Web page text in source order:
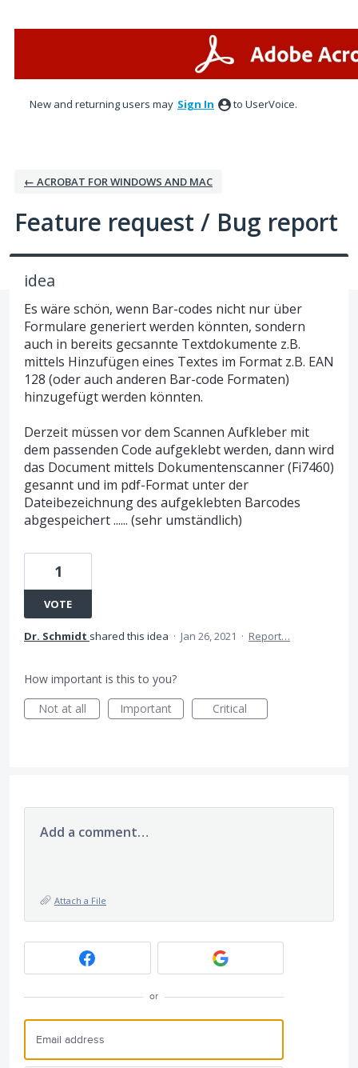
New and returning users may Sign In to UserVoice.
← ACROBAT FOR WINDOWS AND MAC
Feature request / Bug report
idea
Es wäre schön, wenn Bar-codes nicht nur über
Formulare generiert werden könnten, sondern
auch in bereits gecsannte Textdokumente z.B.
mittels Hinzufügen eines Textes im Format z.B. EAN
128 (oder auch anderen Bar-code Formaten)
hinzugefügt werden könnten.
Derzeit müssen vor dem Scannen Aufkleber mit
dem passenden Code aufgeklebt werden, dann wird
das Document mittels Dokumentenscanner (Fi7460)
gesannt und im pdf-Format unter der
Dateibezeichnung des aufgeklebten Barcodes
abgespeichert ...... (sehr umständlich)
1
VOTE
Dr. Schmidt shared this idea · Jan 26, 2021 · Report…
How important is this to you?
Not at all
Important Critical
Add a comment…
Attach a File
or